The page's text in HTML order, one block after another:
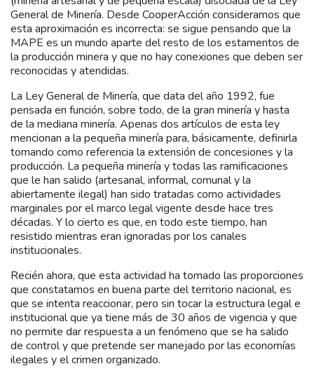
General de Minería. Desde CooperAcción consideramos que
esta aproximación es incorrecta: se sigue pensando que la
MAPE es un mundo aparte del resto de los estamentos de
la producción minera y que no hay conexiones que deben ser
reconocidas y atendidas.
La Ley General de Minería, que data del año 1992, fue
pensada en función, sobre todo, de la gran minería y hasta
de la mediana minería. Apenas dos artículos de esta ley
mencionan a la pequeña minería para, básicamente, definirla
tomando como referencia la extensión de concesiones y la
producción. La pequeña minería y todas las ramificaciones
que le han salido (artesanal, informal, comunal y la
abiertamente ilegal) han sido tratadas como actividades
marginales por el marco legal vigente desde hace tres
décadas. Y lo cierto es que, en todo este tiempo, han
resistido mientras eran ignoradas por los canales
institucionales.
Recién ahora, que esta actividad ha tomado las proporciones
que constatamos en buena parte del territorio nacional, es
que se intenta reaccionar, pero sin tocar la estructura legal e
institucional que ya tiene más de 30 años de vigencia y que
no permite dar respuesta a un fenómeno que se ha salido
de control y que pretende ser manejado por las economías
ilegales y el crimen organizado.